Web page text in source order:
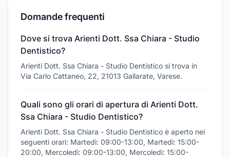
Domande frequenti
Dove si trova Arienti Dott. Ssa Chiara - Studio
Dentistico?
Arienti Dott. Ssa Chiara - Studio Dentistico si trova in
Via Carlo Cattaneo, 22, 21013 Gallarate, Varese.
Quali sono gli orari di apertura di Arienti Dott.
Ssa Chiara - Studio Dentistico?
Arienti Dott. Ssa Chiara - Studio Dentistico è aperto nei
seguenti orari: Martedì: 09:00-13:00, Martedì: 15:00-
20:00, Mercoledì: 09:00-13:00, Mercoledì: 15:00-